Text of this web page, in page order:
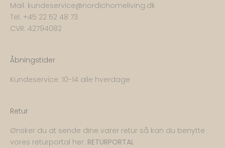
Mail: kundeservice@nordichomeliving.dk
Tel. +45 22 52 48 73
CVR: 42794082
Åbningstider
Kundeservice: 10-14 alle hverdage
Retur
Ønsker du at sende dine varer retur så kan du benytte
vores returportal her: RETURPORTAL